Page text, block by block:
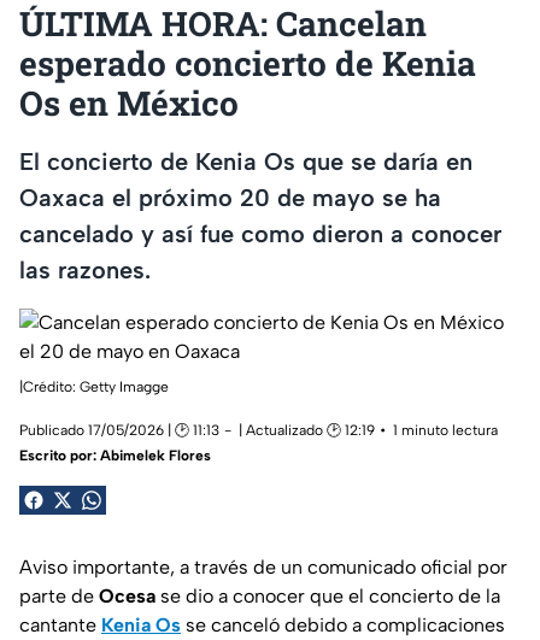
ÚLTIMA HORA: Cancelan
esperado concierto de Kenia
Os en México
El concierto de Kenia Os que se daría en
Oaxaca el próximo 20 de mayo se ha
cancelado y así fue como dieron a conocer
las razones.
|Crédito: Getty Imagge
Publicado 17/05/2026 | 🕑 11:13 | Actualizado 🕑 12:19
1 minuto lectura
Escrito por: Abimelek Flores
Aviso importante, a través de un comunicado oficial por
parte de Ocesa se dio a conocer que el concierto de la
cantante Kenia Os se canceló debido a complicaciones